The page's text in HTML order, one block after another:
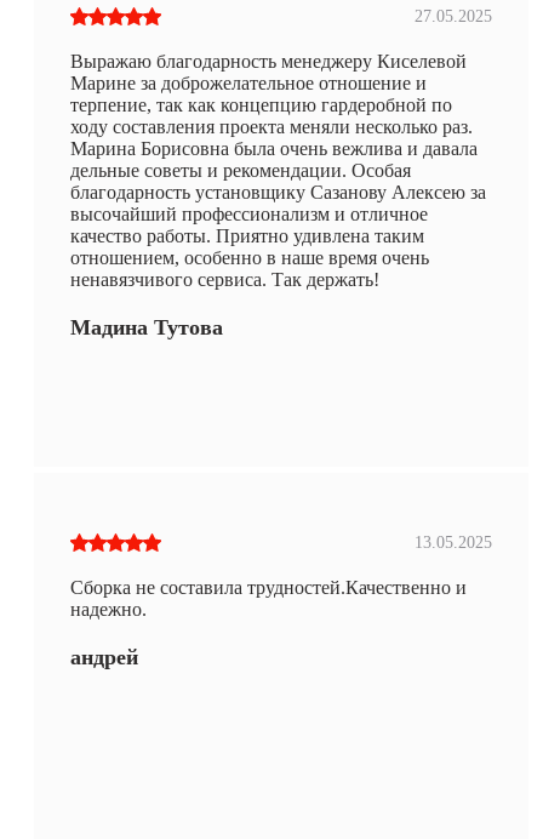
27.05.2025
Выражаю благодарность менеджеру Киселевой
Марине за доброжелательное отношение и
терпение, так как концепцию гардеробной по
ходу составления проекта меняли несколько раз.
Марина Борисовна была очень вежлива и давала
дельные советы и рекомендации. Особая
благодарность установщику Сазанову Алексею за
высочайший профессионализм и отличное
качество работы. Приятно удивлена таким
отношением, особенно в наше время очень
ненавязчивого сервиса. Так держать!
Мадина Тутова
13.05.2025
Сборка не составила трудностей.Качественно и
надежно.
андрей